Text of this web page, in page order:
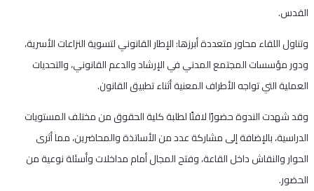
القدس.
وتناول اللقاء محاور متعددة أبرزها: الإطار القانوني لتسوية النزاعات الأسرية،
ودور مؤسسات المجتمع المدني في الإرشاد والدعم القانوني، والتحديات
العملية التي تواجه الأطراف المعنية أثناء تطبيق القانون.
وقد شهدت الندوة حضورًا لافتًا لطلبة كلية الحقوق من مختلف المستويات
الدراسية، بالإضافة إلى مشاركة عدد من الأساتذة والمحاضرين، مما أثرى
الحوار والنقاش داخل القاعة، وفتح المجال أمام مداخلات وأسئلة نوعية من
الحضور.